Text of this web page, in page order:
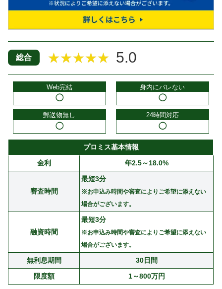
総合 ★★★★★ 5.0
Web完結
◯
身内にバレない
◯
郵送物無し
◯
24時間対応
◯
プロミス基本情報
金利
年2.5～18.0%
審査時間
最短3分
※お申込み時間や審査によりご希望に添えない
場合がございます。
融資時間
最短3分
※お申込み時間や審査によりご希望に添えない
場合がございます。
無利息期間
30日間
限度額
1～800万円